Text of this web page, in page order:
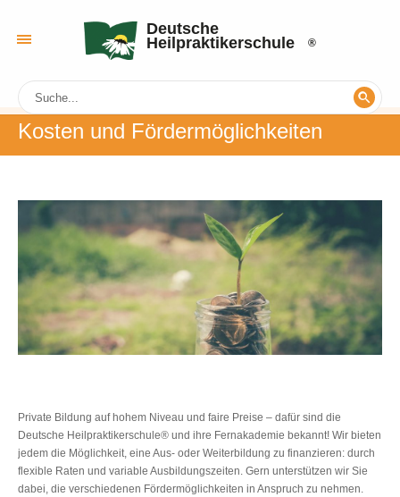
Deutsche
Heilpraktikerschule
Kosten und Fördermöglichkeiten
Private Bildung auf hohem Niveau und faire Preise – dafür sind die
Deutsche Heilpraktikerschule® und ihre Fernakademie bekannt! Wir bieten
jedem die Möglichkeit, eine Aus- oder Weiterbildung zu finanzieren: durch
flexible Raten und variable Ausbildungszeiten. Gern unterstützen wir Sie
dabei, die verschiedenen Fördermöglichkeiten in Anspruch zu nehmen.